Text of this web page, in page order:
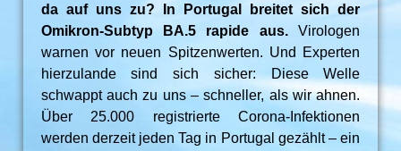
da auf uns zu? In Portugal breitet sich der
Omikron-Subtyp BA.5 rapide aus.Virologen
warnen vor neuen Spitzenwerten. Und Experten
hierzulande sind sich sicher: Diese Welle
schwappt auch zu uns – schneller, als wir ahnen.
Über 25.000 registrierte Corona-Infektionen
werden derzeit jeden Tag in Portugal gezählt – ein